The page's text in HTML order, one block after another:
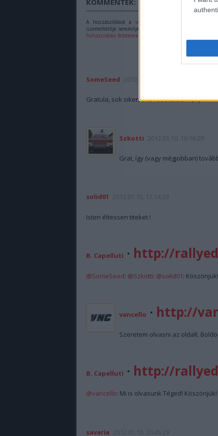
A hozzászólások a vonatkozó jogszabályok
üzemeltetője semmilyen felelősséget nem vállal,
Felhasználási feltételekben
SomeSeed
Gratula, sok sikert a továbbiakban is! :)
Szkotti
Grat, így (vagy mégjobban)
solid01
Isten éltessen titeket !
B. Capelluti · http://
@SomeSeed: @Szkotti: @solid01: Köszönjük!
vancello · http://
Szeretem olvasni az oldalt.
B. Capelluti · http://
@vancello: Mi is olvasunk Téged! Köszönjük!
savaria